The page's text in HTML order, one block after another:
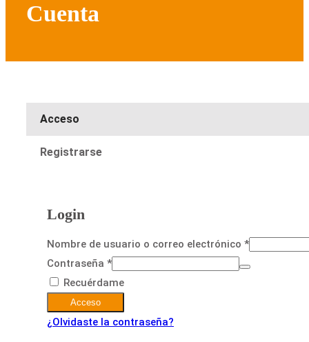
Cuenta
Acceso
Registrarse
Login
Nombre de usuario o correo electrónico *
Contraseña *
Recuérdame
Acceso
¿Olvidaste la contraseña?